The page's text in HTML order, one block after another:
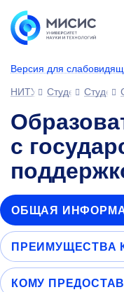
Версия для
НИТУ МИСИС
Студентам
с
ОБЩАЯ
ПРЕИМУЩЕСТВА
КОМУ